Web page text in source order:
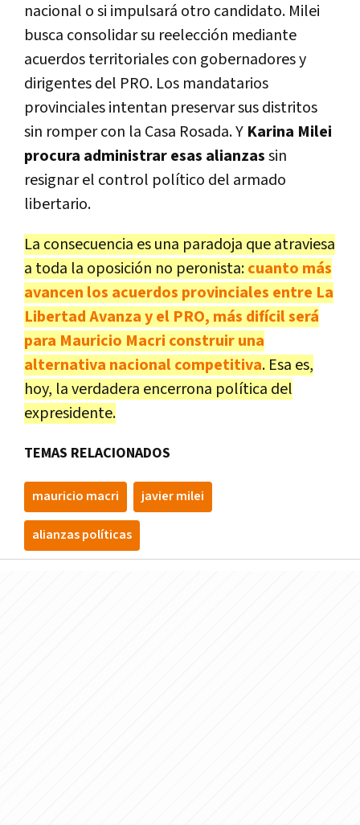
nacional o si impulsará otro candidato. Milei
busca consolidar su reelección mediante
acuerdos territoriales con gobernadores y
dirigentes del PRO. Los mandatarios
provinciales intentan preservar sus distritos
sin romper con la Casa Rosada. Y Karina Milei
procura administrar esas alianzassin
resignar el control político del armado
libertario.
La consecuencia es una paradoja que atraviesa
a toda la oposición no peronista:cuanto más
avancen los acuerdos provinciales entre La
Libertad Avanza y el PRO, más difícil será
para Mauricio Macri construir una
alternativa nacional competitiva. Esa es,
hoy, la verdadera encerrona política del
expresidente.
TEMAS RELACIONADOS
mauricio macri javier milei
alianzas políticas